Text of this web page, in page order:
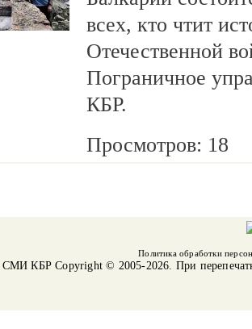
всех, кто чтит
Отечественной
Пограничное
КБР.
Просмотров: 18
Политика обработки
СМИ КБРCopyright © 2005-2026. При